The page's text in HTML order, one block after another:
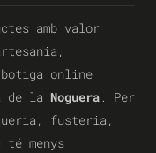
amb valor
online
de la Noguera. Per
fusteria,
menys